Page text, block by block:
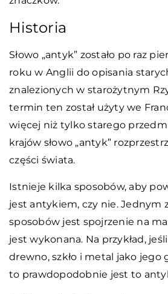
Historia
Słowo „antyk” zostało po raz
roku w Anglii do opisania
znalezionych w starożytnym
termin ten został użyty we
więcej niż tylko starego
krajów słowo „antyk”
części świata.
Istnieje kilka sposobów, aby
jest antykiem, czy nie. Jednym
sposobów jest spojrzenie na
jest wykonana. Na przykład,
drewno, szkło i metal jako jego
to prawdopodobnie jest to